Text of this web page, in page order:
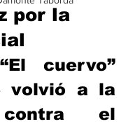
por la
cuervo”
volvió a la
el